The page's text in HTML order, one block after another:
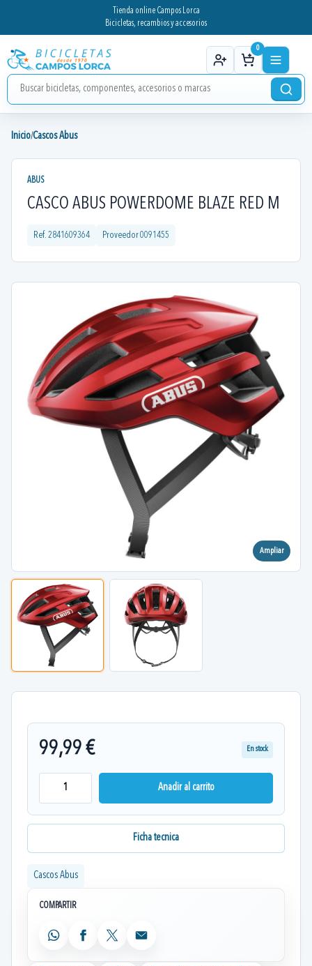
Tienda online Campos Lorca
Bicicletas, recambios y accesorios
0
Inicio/Cascos Abus
ABUS
CASCO ABUS POWERDOME BLAZE RED M
Ref. 2841609364 Proveedor0091455
Ampliar
99,99 € En stock
Anadir al carrito
Ficha tecnica
Cascos Abus
COMPARTIR
WhatsAppFacebook
X Email